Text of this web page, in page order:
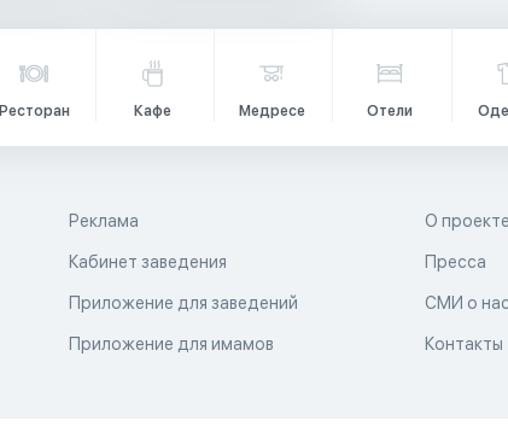
Ресторан Кафе Медресе Отели
Реклама
Кабинет заведения
Приложение для заведений
Приложение для имамов
О проекте
Пресса
СМИ о нас
Контакты